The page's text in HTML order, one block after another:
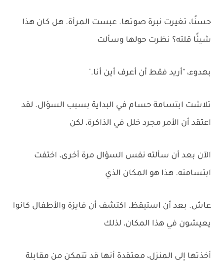
حسنًا، تغيرت نبرة صوتها. عبست المرأة. هل كان هذا
شيئًا قلته؟ نظرت حولها وسألت
بهدوء، "أريد فقط أن أعرف أين أنا."
تلاشت ابتسامة حسام في البداية بسبب السؤال. لقد
اعتقد أن الأمر مجرد خلل في الذاكرة، لكن
الآن بعد أن سألته نفس السؤال مرة أخرى، اختفت
ابتسامته. هذا هو المكان الذي
عاش. بعد أن استيقظ، اكتشف أن فايزة والأطفال كانوا
يعيشون في هذا المكان، لذلك
أخذتها إلى المنزل، معتقدة أنها قد تتمكن من مقابلة